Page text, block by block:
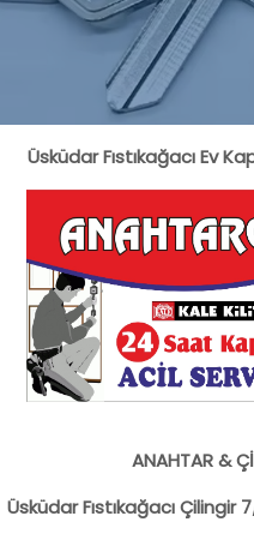
Üsküdar Fıstıkağacı Ev
ANAHTAR &
Üsküdar Fıstıkağacı